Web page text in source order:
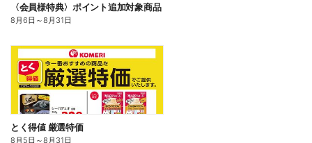
〈会員様特典〉ポイント追加対象商品
8月6日 ～8月31日
とく得値 厳選特価
8月5日 ～8月31日